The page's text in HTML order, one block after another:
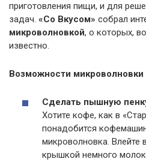
приготовления пищи, и для
задач. «Со Вкусом» собрал
микроволновкой, о которых,
известно.
Возможности микроволновки
Сделать пышную
Хотите кофе, как в
понадобится
микроволновка. Влейте
крышкой немного